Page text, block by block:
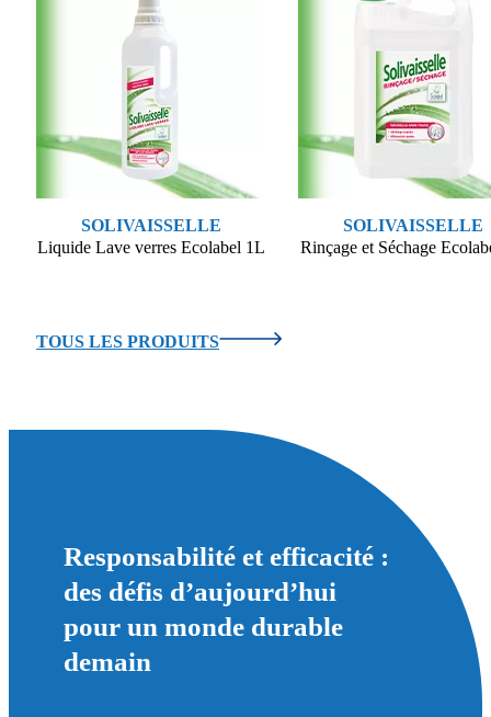
SOLIVAISSELLE
Liquide Lave verres Ecolabel 1L
SOLIVAISSELLE
Rinçage et Séchage
TOUS LES PRODUITS
Responsabilité et efficacité :
des défis d’aujourd’hui
pour un monde durable
demain